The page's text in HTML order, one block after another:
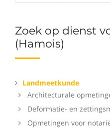
Zoek op dienst
(Hamois)
Landmeetkunde
Architecturale
Deformatie- en
Opmetingen voor